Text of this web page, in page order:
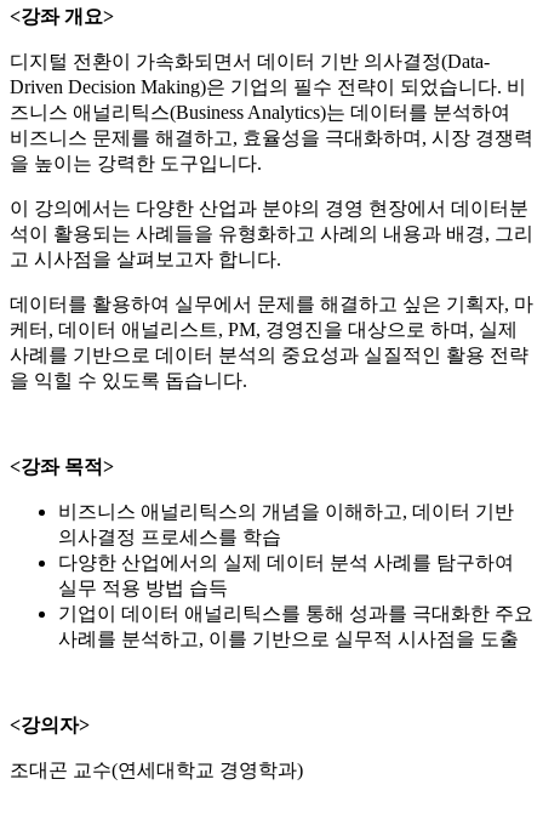
<강좌 개요>
디지털 전환이 가속화되면서 데이터 기반 의사결정(Data-
Driven Decision Making)은 기업의 필수 전략이 되었습니다. 비
즈니스 애널리틱스(Business Analytics)는 데이터를 분석하여
비즈니스 문제를 해결하고, 효율성을 극대화하며, 시장 경쟁력
을 높이는 강력한 도구입니다.
이 강의에서는 다양한 산업과 분야의 경영 현장에서 데이터분
석이 활용되는 사례들을 유형화하고 사례의 내용과 배경, 그리
고 시사점을 살펴보고자 합니다.
데이터를 활용하여 실무에서 문제를 해결하고 싶은 기획자, 마
케터, 데이터 애널리스트, PM, 경영진을 대상으로 하며, 실제
사례를 기반으로 데이터 분석의 중요성과 실질적인 활용 전략
을 익힐 수 있도록 돕습니다.
<강좌 목적>
비즈니스 애널리틱스의 개념을 이해하고, 데이터 기반
의사결정 프로세스를 학습
다양한 산업에서의 실제 데이터 분석 사례를 탐구하여
실무 적용 방법 습득
기업이 데이터 애널리틱스를 통해 성과를 극대화한 주요
사례를 분석하고, 이를 기반으로 실무적 시사점을 도출
<강의자>
조대곤 교수(연세대학교 경영학과)